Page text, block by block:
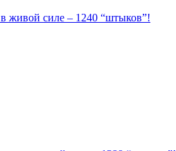
живой силе – 1240 “штыков”!